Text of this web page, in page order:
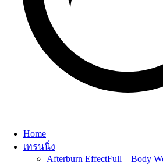
Home
เทรนนิ่ง
Afterburn EffectFull – Body